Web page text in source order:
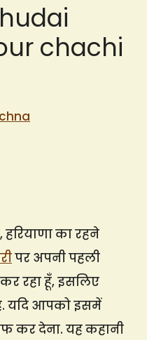
chachi
का रहने
पर अपनी पहली
रहा हूँ, इसलिए
यदि आपको इसमें
कर देना. यह कहानी